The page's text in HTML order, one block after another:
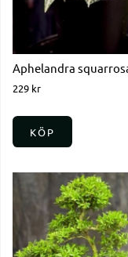
Aphelandra
229 kr
KÖP